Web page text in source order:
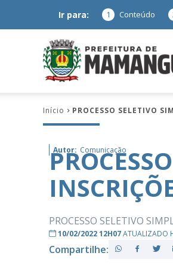
Ir para: 1 Conteúdo
Início PROCESSO SELETIVO
Autor: Comunicação
PROCESSO SELETIVO
10/02/2022 12H07ATUALIZADO
Compartilhe: